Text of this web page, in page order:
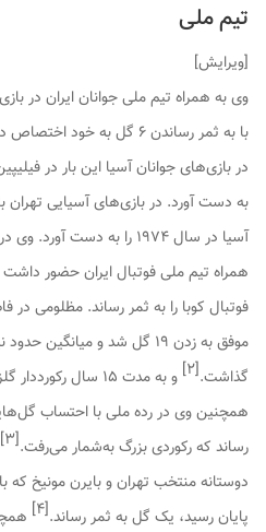
تیم ملی
[ویرایش]
با به ثمر رساندن ۶ گل به
آسیا در سال ۱۹۷۴ را به دست
همراه تیم ملی فوتبال ایران حضور
موفق به زدن ۱۹ گل شد و
گذاشت.[۲]
و به مدت ۱۵ سال
رساند که رکوردی بزرگ به‌شمار می‌رفت.[۳]
دوستانه منتخب تهران و بایرن مونیخ
پایان رسید، یک گل به ثمر رساند.[۴]